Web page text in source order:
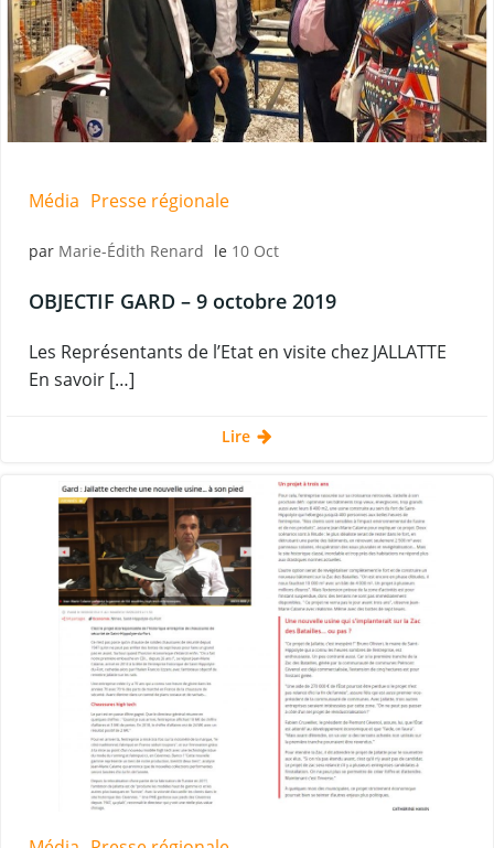
Média Presse régionale
par Marie-Édith Renard le 10 Oct
OBJECTIF GARD – 9 octobre 2019
Les Représentants de l’Etat en visite chez JALLATTE
En savoir […]
Lire